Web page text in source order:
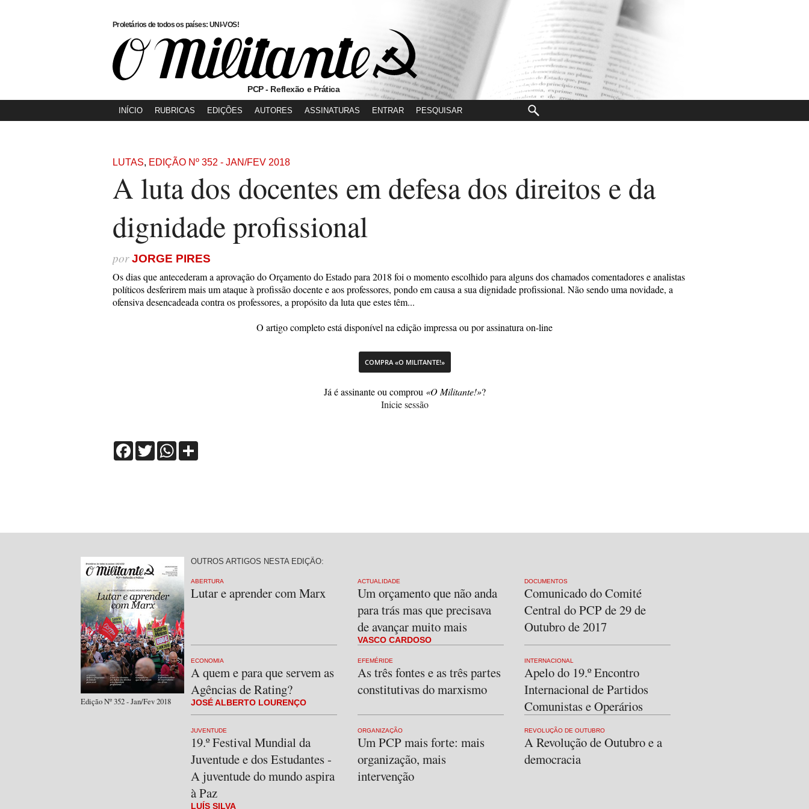
Proletários de todos os países: UNI-VOS!
PCP - Reflexão e Prática
INÍCIO RUBRICAS EDIÇÕES AUTORES ASSINATURAS ENTRAR
LUTAS, EDIÇÃO Nº 352 - JAN/FEV 2018
A luta dos docentes em defesa dos direitos e da
dignidade profissional
porJORGE PIRES
Os dias que antecederam a aprovação do Orçamento do Estado para 2018 foi o momento escolhido para alguns dos chamados comentadores e analistas
políticos desferirem mais um ataque à profissão docente e aos professores, pondo em causa a sua dignidade profissional. Não sendo uma novidade, a
ofensiva desencadeada contra os professores, a propósito da luta que estes têm...
O artigo completo está disponível na edição impressa ou por assinatura on-line
COMPRA «O MILITANTE!»
Já é assinante ou comprou «O Militante!»?
Inicie sessão
FacebookTwitterWhatsApp
Edição Nº 352 - Jan/Fev 2018
OUTROS ARTIGOS NESTA EDIÇÃO:
ABERTURA
Lutar e aprender com Marx
ACTUALIDADE
Um orçamento que não anda
para trás mas que precisava
de avançar muito mais
VASCO CARDOSO
DOCUMENTOS
Comunicado do Comité
Central do PCP de 29 de
Outubro de 2017
ECONOMIA
A quem e para que servem as
Agências de Rating?
JOSÉ ALBERTO LOURENÇO
EFEMÉRIDE
As três fontes e as três partes
constitutivas do marxismo
INTERNACIONAL
Apelo do 19.º Encontro
Internacional de Partidos
Comunistas e Operários
JUVENTUDE
19.º Festival Mundial da
Juventude e dos Estudantes -
A juventude do mundo aspira
à Paz
LUÍS SILVA
ORGANIZAÇÃO
Um PCP mais forte: mais
organização, mais
intervenção
REVOLUÇÃO DE OUTUBRO
A Revolução de Outubro e a
democracia